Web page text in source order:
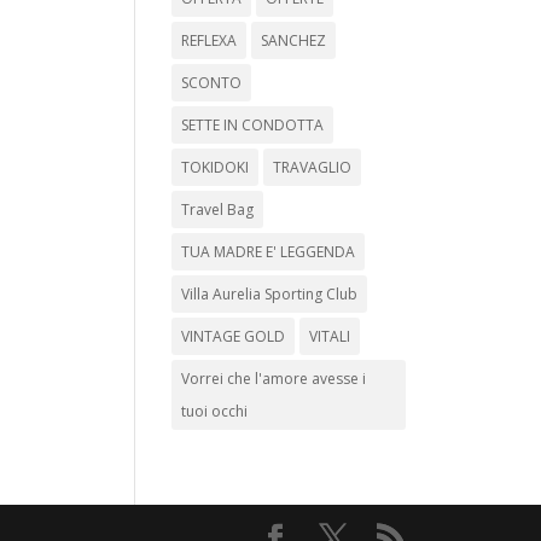
REFLEXA SANCHEZ
SCONTO
SETTE IN CONDOTTA
TOKIDOKI TRAVAGLIO
Travel Bag
TUA MADRE E' LEGGENDA
Villa Aurelia Sporting Club
VINTAGE GOLD VITALI
Vorrei che l'amore avesse i
tuoi occhi